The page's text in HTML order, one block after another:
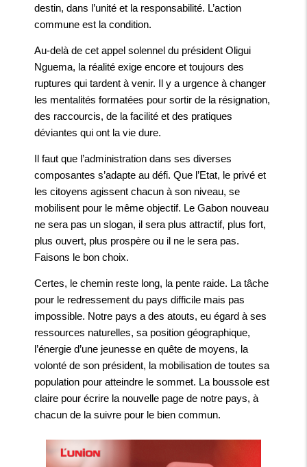
destin, dans l’unité et la responsabilité. L’action
commune est la condition.
Au-delà de cet appel solennel du président Oligui
Nguema, la réalité exige encore et toujours des
ruptures qui tardent à venir. Il y a urgence à changer
les mentalités formatées pour sortir de la résignation,
des raccourcis, de la facilité et des pratiques
déviantes qui ont la vie dure.
Il faut que l’administration dans ses diverses
composantes s’adapte au défi. Que l’Etat, le privé et
les citoyens agissent chacun à son niveau, se
mobilisent pour le même objectif. Le Gabon nouveau
ne sera pas un slogan, il sera plus attractif, plus fort,
plus ouvert, plus prospère ou il ne le sera pas.
Faisons le bon choix.
Certes, le chemin reste long, la pente raide. La tâche
pour le redressement du pays difficile mais pas
impossible. Notre pays a des atouts, eu égard à ses
ressources naturelles, sa position géographique,
l’énergie d’une jeunesse en quête de moyens, la
volonté de son président, la mobilisation de toutes sa
population pour atteindre le sommet. La boussole est
claire pour écrire la nouvelle page de notre pays, à
chacun de la suivre pour le bien commun.